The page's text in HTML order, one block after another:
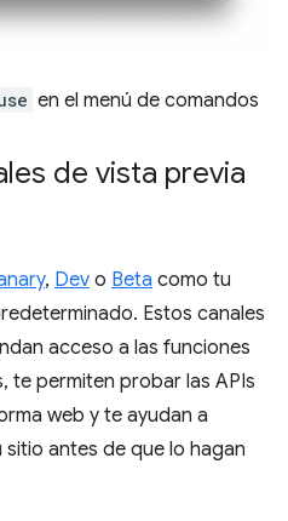
en el menú de comandos
de vista previa
, Dev o Beta como tu
Estos canales
acceso a las funciones
te permiten probar las APIs
web y te ayudan a
antes de que lo hagan